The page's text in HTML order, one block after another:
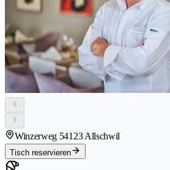
Winzerweg 54123 Allschwil
Tisch reservieren